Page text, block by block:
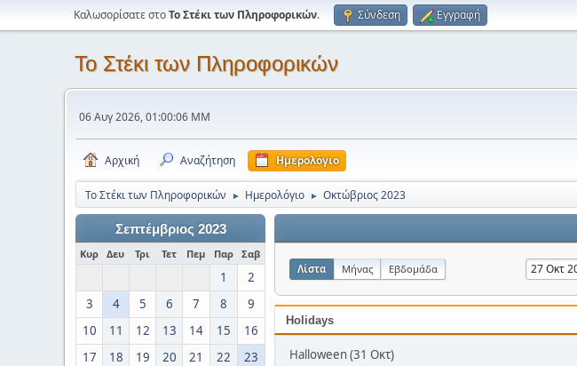
Καλωσορίσατε στοΤο Στέκι των Πληροφορικών. Σύνδεση Εγγραφή
Το Στέκι των Πληροφορικών
06 Αυγ 2026, 01:00:06 ΜΜ
Αρχική Αναζήτηση Ημερολόγιο
Το Στέκι των Πληροφορικών ► Ημερολόγιο ► Οκτώβριος 2023
Σεπτέμβριος 2023
Κυρ Δευ Τρι Τετ Πεμ Παρ Σαβ
1
2
3
4 5 6 7 8
9
10
11 12 13 14 15
16
17
18 19 20 21 22
23
Λίστα Μήνας Εβδομάδα
Holidays
Halloween (31 Οκτ)